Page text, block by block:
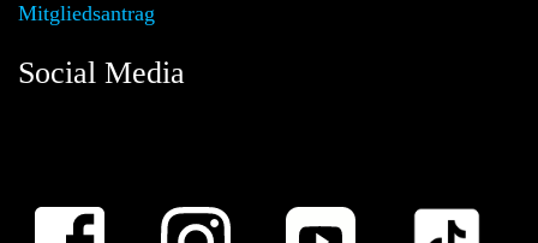
Mitgliedsantrag
Social Media